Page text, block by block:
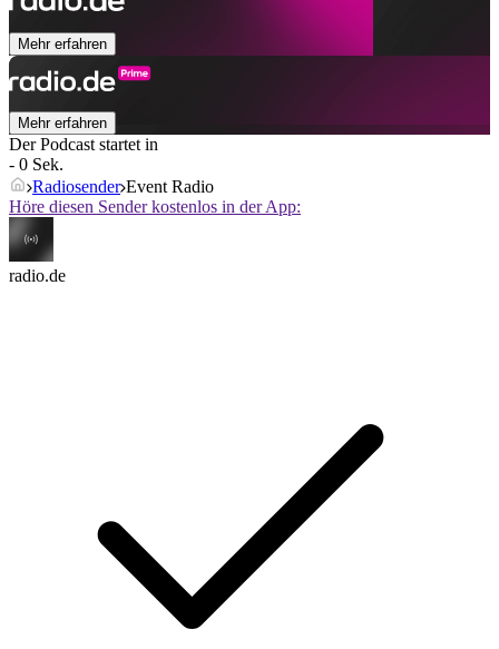
Mehr erfahren
Mehr erfahren
Der Podcast startet in
- 0 Sek.
Radiosender Event Radio
Höre diesen Sender kostenlos in der App:
radio.de